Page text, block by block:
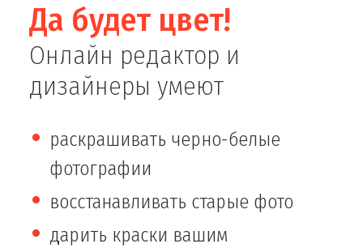
Да будет цвет!
Онлайн редактор и
дизайнеры умеют
раскрашивать черно-белые
фотографии
восстанавливать старые фото
дарить краски вашим